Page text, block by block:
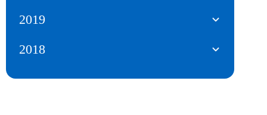
2019
2018